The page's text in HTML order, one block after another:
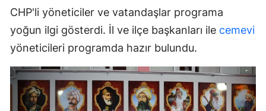
CHP'li yöneticiler ve vatandaşlar programa
yoğun ilgi gösterdi. İl ve ilçe başkanları ile cemevi
yöneticileri programda hazır bulundu.